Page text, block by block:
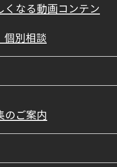
なる動画コンテン
別相談
のご案内